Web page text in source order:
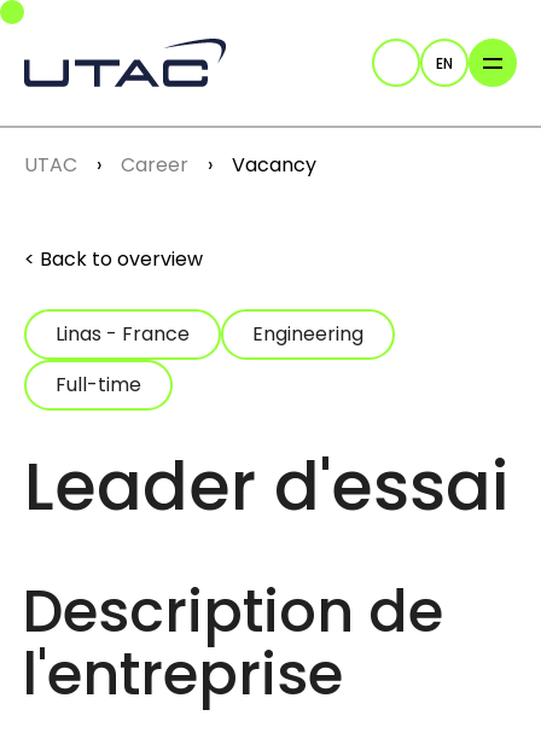
Skip to main navigation
Skip to main content
Skip to page footer
Search
EN
You are here:
UTAC Career Vacancy
Back to overview
Linas - France
Engineering
Full-time
Leader d'essai
Description de
l'entreprise